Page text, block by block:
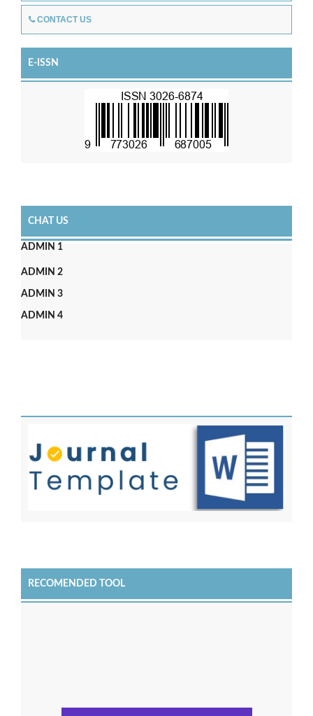
CONTACT US
E-ISSN
CHAT US
ADMIN 1
ADMIN 2
ADMIN 3
ADMIN 4
RECOMENDED TOOL